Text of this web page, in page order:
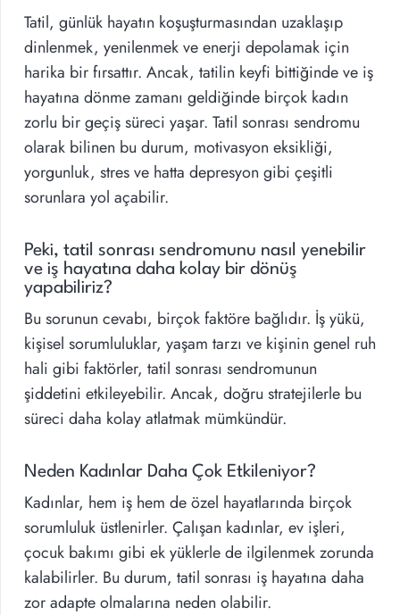
Tatil, günlük hayatın koşuşturmasından uzaklaşıp
dinlenmek, yenilenmek ve enerji depolamak için
harika bir fırsattır. Ancak, tatilin keyfi bittiğinde ve iş
hayatına dönme zamanı geldiğinde birçok kadın
zorlu bir geçiş süreci yaşar. Tatil sonrası sendromu
olarak bilinen bu durum, motivasyon eksikliği,
yorgunluk, stres ve hatta depresyon gibi çeşitli
sorunlara yol açabilir.
Peki, tatil sonrası sendromunu nasıl yenebilir
ve iş hayatına daha kolay bir dönüş
yapabiliriz?
Bu sorunun cevabı, birçok faktöre bağlıdır. İş yükü,
kişisel sorumluluklar, yaşam tarzı ve kişinin genel ruh
hali gibi faktörler, tatil sonrası sendromunun
şiddetini etkileyebilir. Ancak, doğru stratejilerle bu
süreci daha kolay atlatmak mümkündür.
Neden Kadınlar Daha Çok Etkileniyor?
Kadınlar, hem iş hem de özel hayatlarında birçok
sorumluluk üstlenirler. Çalışan kadınlar, ev işleri,
çocuk bakımı gibi ek yüklerle de ilgilenmek zorunda
kalabilirler. Bu durum, tatil sonrası iş hayatına daha
zor adapte olmalarına neden olabilir.